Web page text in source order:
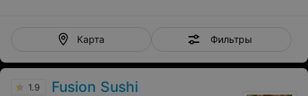
Карта Фильтры
1.9 Fusion Sushi